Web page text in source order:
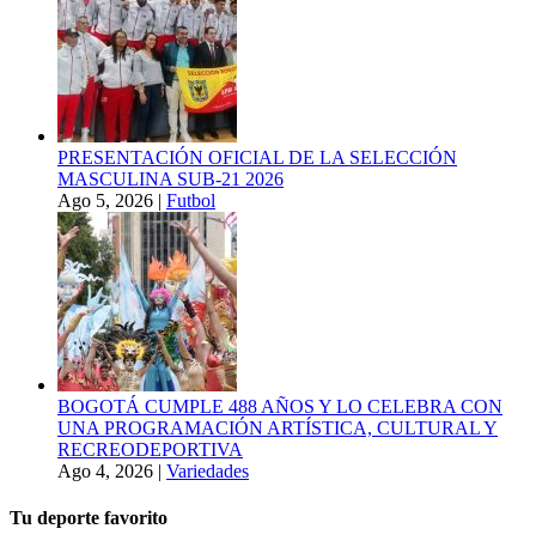
PRESENTACIÓN OFICIAL DE LA SELECCIÓN
MASCULINA SUB-21 2026
Ago 5, 2026 | Futbol
BOGOTÁ CUMPLE 488 AÑOS Y LO CELEBRA CON
UNA PROGRAMACIÓN ARTÍSTICA, CULTURAL Y
RECREODEPORTIVA
Ago 4, 2026 | Variedades
Tu deporte favorito